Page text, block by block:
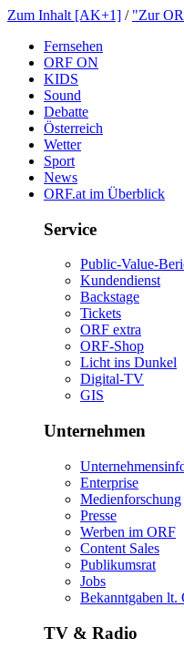
ZumInhalt[AK+1] /
Fernsehen
ORFON
KIDS
Sound
Debatte
Österreich
Wetter
Sport
News
ORF.atimÜberblick
Service
Public-Value-
Kundendienst
Backstage
Tickets
ORFextra
ORF-Shop
LichtinsDunkel
Digital-TV
GIS
Unternehmen
Enterprise
Medienforschung
Presse
WerbenimORF
ContentSales
Publikumsrat
Jobs
TV&Radio